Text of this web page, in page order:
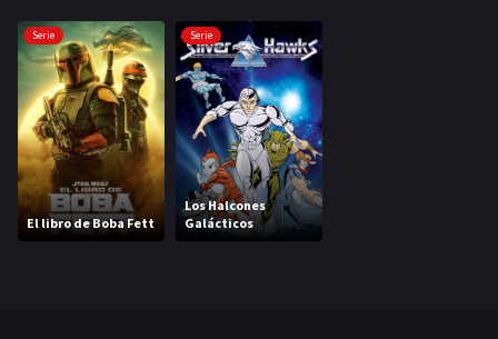
Serie
El libro de Boba Fett
Serie
Los Halcones
Galácticos